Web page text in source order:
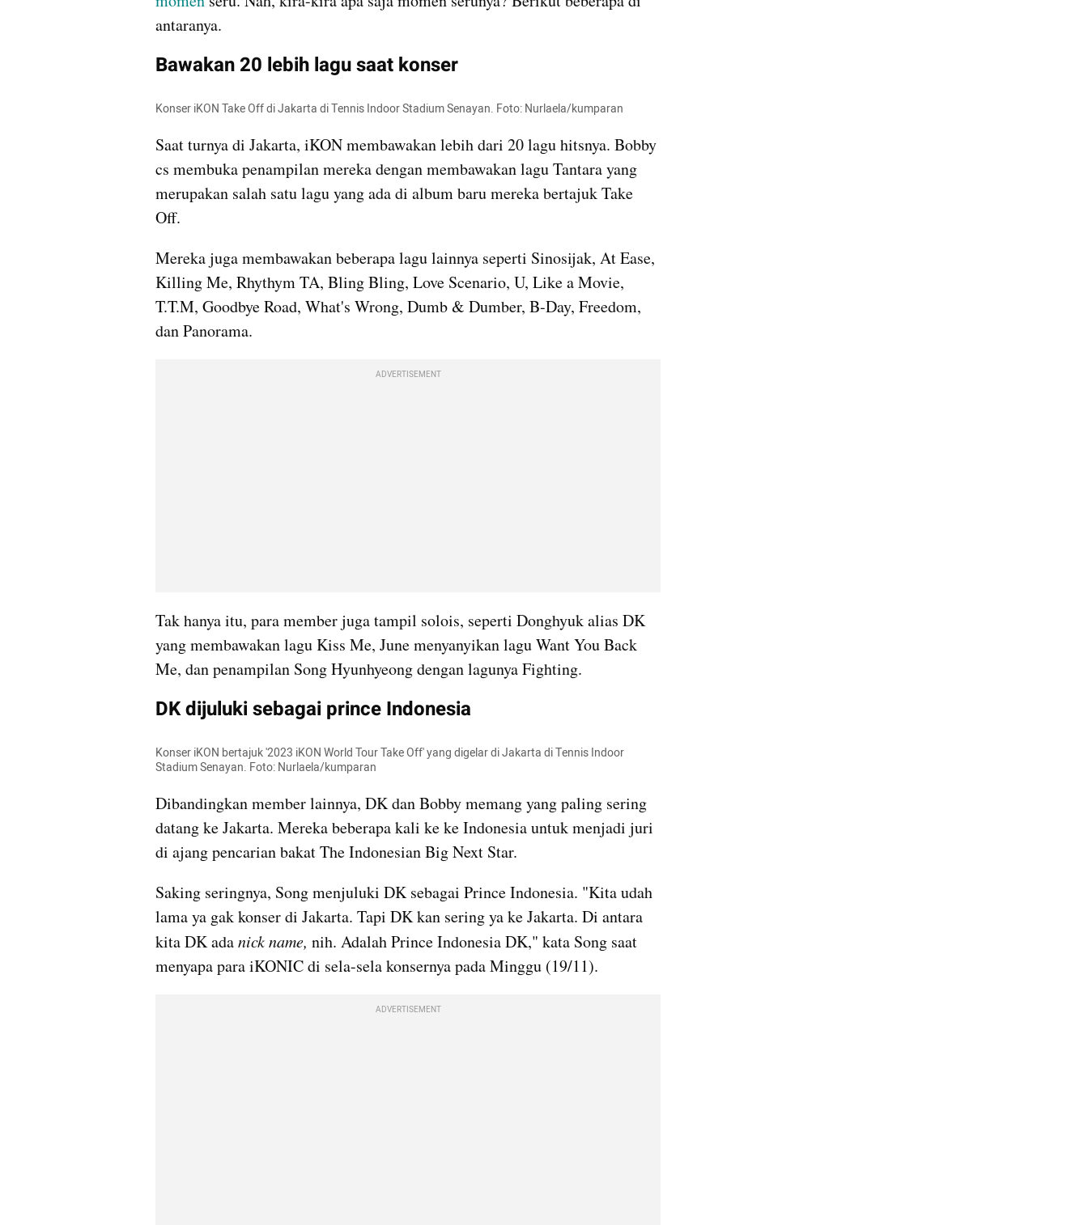
antaranya.
Bawakan 20 lebih lagu saat konser
Konser iKON Take Off di Jakarta di Tennis Indoor Stadium Senayan. Foto: Nurlaela/kumparan
Saat turnya di Jakarta, iKON membawakan lebih dari 20 lagu hitsnya. Bobby
cs membuka penampilan mereka dengan membawakan lagu Tantara yang
merupakan salah satu lagu yang ada di album baru mereka bertajuk Take
Off.
Mereka juga membawakan beberapa lagu lainnya seperti Sinosijak, At Ease,
Killing Me, Rhythym TA, Bling Bling, Love Scenario, U, Like a Movie,
T.T.M, Goodbye Road, What's Wrong, Dumb & Dumber, B-Day, Freedom,
dan Panorama.
ADVERTISEMENT
Tak hanya itu, para member juga tampil solois, seperti Donghyuk alias DK
yang membawakan lagu Kiss Me, June menyanyikan lagu Want You Back
Me, dan penampilan Song Hyunhyeong dengan lagunya Fighting.
DK dijuluki sebagai prince Indonesia
Konser iKON bertajuk '2023 iKON World Tour Take Off' yang digelar di Jakarta di Tennis Indoor
Stadium Senayan. Foto: Nurlaela/kumparan
Dibandingkan member lainnya, DK dan Bobby memang yang paling sering
datang ke Jakarta. Mereka beberapa kali ke ke Indonesia untuk menjadi juri
di ajang pencarian bakat The Indonesian Big Next Star.
Saking seringnya, Song menjuluki DK sebagai Prince Indonesia. "Kita udah
lama ya gak konser di Jakarta. Tapi DK kan sering ya ke Jakarta. Di antara
kita DK ada nick name, nih. Adalah Prince Indonesia DK," kata Song saat
menyapa para iKONIC di sela-sela konsernya pada Minggu (19/11).
ADVERTISEMENT